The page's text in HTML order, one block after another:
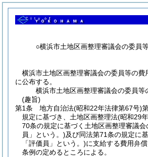
○横浜市土地区画整理審議会の委員
横浜市土地区画整理審議会の委員等の費
に公布する。
横浜市土地区画整理審議会の委員等
(趣旨)
第1条
地方自治法(昭和22年法律第67号)
規定に基づき、土地区画整理法(昭和29
70条の規定に基づく土地区画整理審議会
員」という。)及び同法第71条の規定に
「評価員」という。)に支給する費用弁
条例の定めるところによる。